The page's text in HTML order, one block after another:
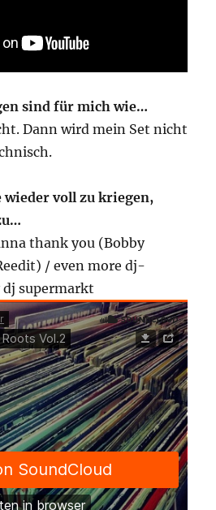
sind für mich wie…
Dann wird mein Set nicht
wieder voll zu kriegen,
thank you (Bobby
/ even more dj-
supermarkt